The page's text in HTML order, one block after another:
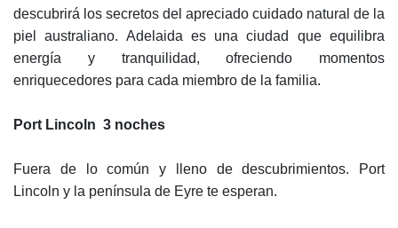
descubrirá los secretos del apreciado cuidado natural de la
piel australiano. Adelaida es una ciudad que equilibra
energía y tranquilidad, ofreciendo momentos
enriquecedores para cada miembro de la familia.
Port Lincoln 3 noches
Fuera de lo común y lleno de descubrimientos. Port
Lincoln y la península de Eyre te esperan.